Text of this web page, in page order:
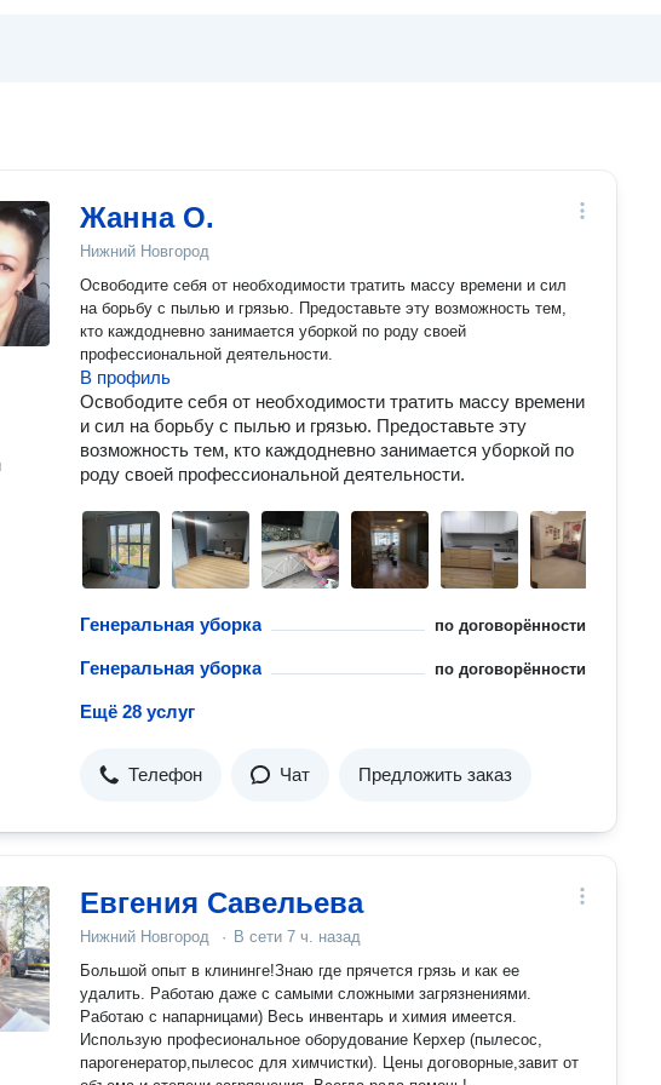
Жанна О.
Нижний Новгород
Освободите себя от необходимости тратить массу времени и сил
на борьбу с пылью и грязью. Предоставьте эту возможность тем,
кто каждодневно занимается уборкой по роду своей
профессиональной деятельности.
В профиль
Освободите себя от необходимости тратить массу времени
и сил на борьбу с пылью и грязью. Предоставьте эту
возможность тем, кто каждодневно занимается уборкой по
роду своей профессиональной деятельности.
Генеральная уборка по договорённости
Генеральная уборка по договорённости
Ещё 28 услуг
Телефон Чат Предложить заказ
Евгения Савельева
Нижний Новгород · В сети 7 ч. назад
Большой опыт в клининге!Знаю где прячется грязь и как ее
удалить. Работаю даже с самыми сложными загрязнениями.
Работаю с напарницами) Весь инвентарь и химия имеется.
Использую професиональное оборудование Керхер (пылесос,
парогенератор,пылесос для химчистки). Цены договорные,завит от